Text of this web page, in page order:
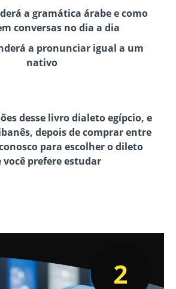
a gramática árabe e como
conversas no dia a dia
a pronunciar igual a um
nativo
desse livro dialeto egípcio, e
depois de comprar entre
para escolher o dileto
você prefere estudar